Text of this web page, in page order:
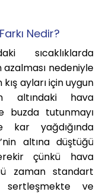
Nedir?
sıcaklıklarda
nedeniyle
ayları için uygun
altındaki hava
buzda tutunmayı
kar yağdığında
altına düştüğü
çünkü hava
zaman standart
sertleşmekte ve